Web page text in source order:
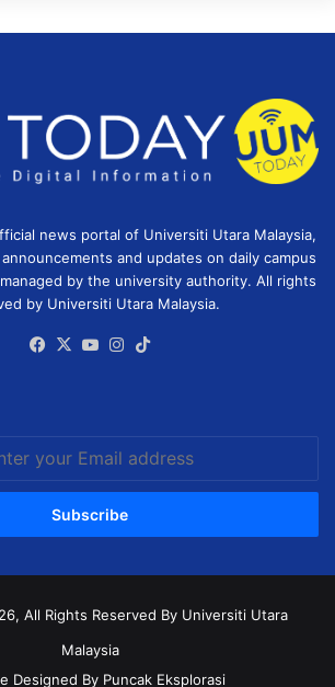
news portal of Universiti Utara Malaysia,
and updates on daily campus
by the university authority. All rights
by Universiti Utara Malaysia.
Facebook
X YouTubeInstagram
All Rights Reserved By Universiti Utara
Malaysia
Designed By Puncak Eksplorasi